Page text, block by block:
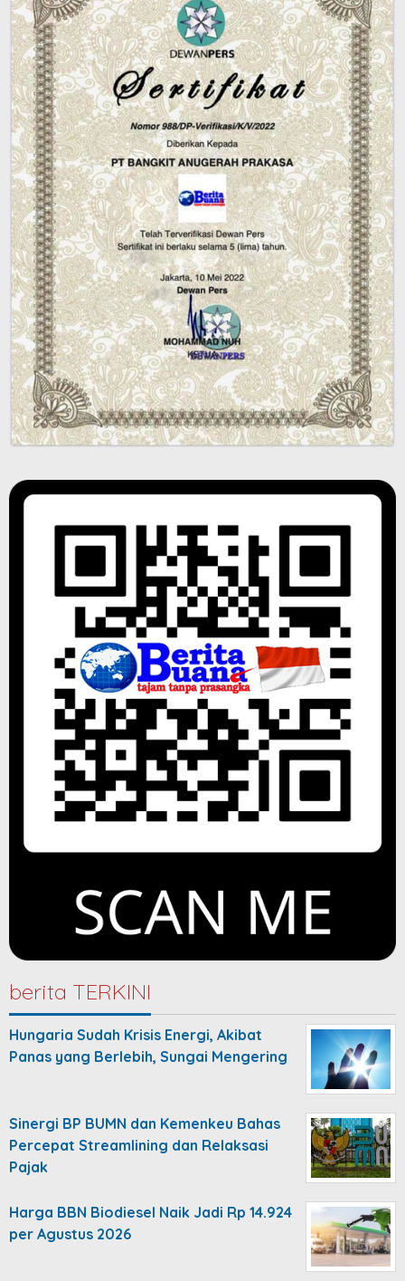
berita TERKINI
Hungaria Sudah Krisis Energi, Akibat
Panas yang Berlebih, Sungai Mengering
Sinergi BP BUMN dan Kemenkeu Bahas
Percepat Streamlining dan Relaksasi
Pajak
Harga BBN Biodiesel Naik Jadi Rp 14.924
per Agustus 2026